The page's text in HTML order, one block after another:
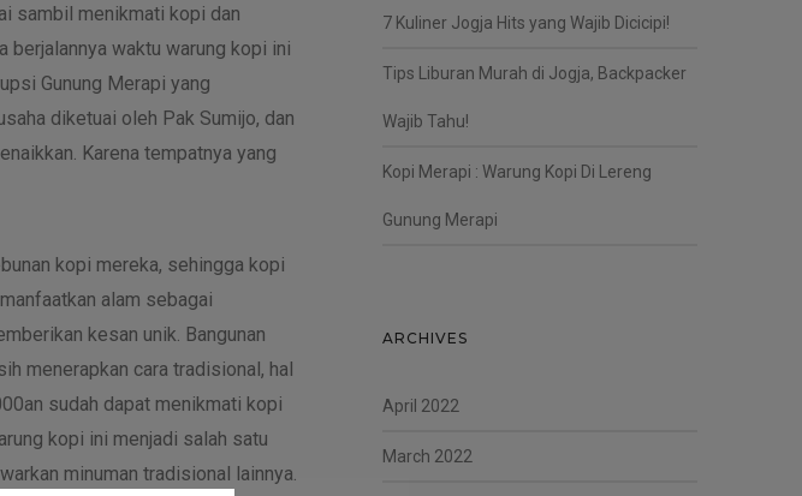
sambil menikmati kopi dan
berjalannya waktu warung kopi ini
Gunung Merapi yang
diketuai oleh Pak Sumijo, dan
Karena tempatnya yang
kopi mereka, sehingga kopi
alam sebagai
kesan unik. Bangunan
menerapkan cara tradisional, hal
sudah dapat menikmati kopi
kopi ini menjadi salah satu
minuman tradisional lainnya.
7 Kuliner Jogja Hits yang Wajib Dicicipi!
Tips Liburan Murah di Jogja, Backpacker
Wajib Tahu!
Kopi Merapi : Warung Kopi Di Lereng
Gunung Merapi
ARCHIVES
April 2022
March 2022